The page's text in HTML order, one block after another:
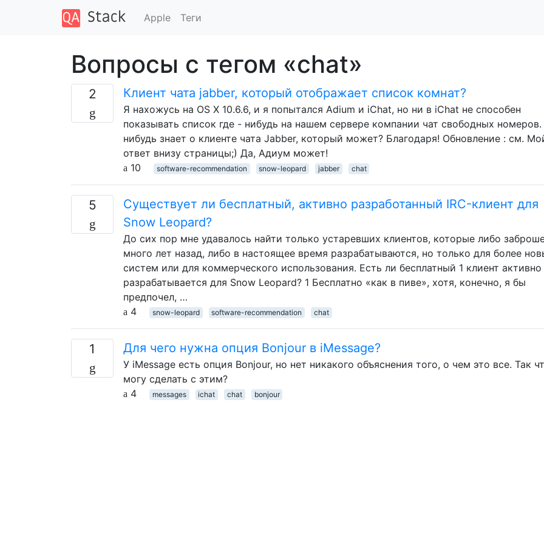
Apple Теги
Вопросы с тегом «chat»
2 Клиент чата jabber, который отображает список комнат?
Я нахожусь на OS X 10.6.6, и я попытался Adium и iChat, но ни в iChat не способен
показывать список где - нибудь на нашем сервере компании чат свободных
нибудь знает о клиенте чата Jabber, который может? Благодаря! Обновление : см.
ответ внизу страницы;) Да, Адиум может!
10
software-recommendation snow-leopard jabber chat
5
Существует ли бесплатный, активно разработанный IRC-клиент для
Snow Leopard?
До сих пор мне удавалось найти только устаревших клиентов, которые либо
много лет назад, либо в настоящее время разрабатываются, но только для более
систем или для коммерческого использования. Есть ли бесплатный 1 клиент активно
разрабатывается для Snow Leopard? 1 Бесплатно «как в пиве», хотя, конечно, я бы
предпочел, …
4
snow-leopard software-recommendation chat
1 Для чего нужна опция Bonjour в iMessage?
У iMessage есть опция Bonjour, но нет никакого объяснения того, о чем это все. Так
могу сделать с этим?
4
messages ichat chat bonjour